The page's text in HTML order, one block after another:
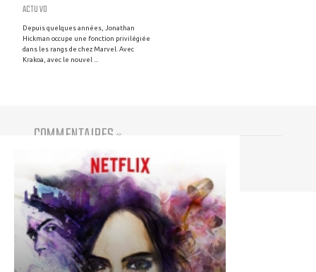
ACTU VO
Depuis quelques années, Jonathan
Hickman occupe une fonction privilégiée
dans les rangs de chez Marvel. Avec
Krakoa, avec le nouvel ...
COMMENTAIRES (0)